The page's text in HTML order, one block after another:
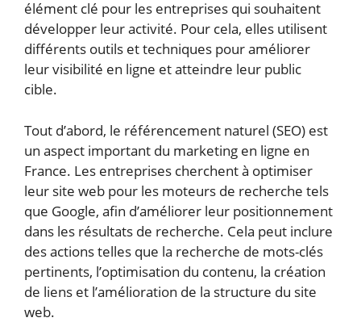
élément clé pour les entreprises qui souhaitent
développer leur activité. Pour cela, elles utilisent
différents outils et techniques pour améliorer
leur visibilité en ligne et atteindre leur public
cible.
Tout d’abord, le référencement naturel (SEO) est
un aspect important du marketing en ligne en
France. Les entreprises cherchent à optimiser
leur site web pour les moteurs de recherche tels
que Google, afin d’améliorer leur positionnement
dans les résultats de recherche. Cela peut inclure
des actions telles que la recherche de mots-clés
pertinents, l’optimisation du contenu, la création
de liens et l’amélioration de la structure du site
web.